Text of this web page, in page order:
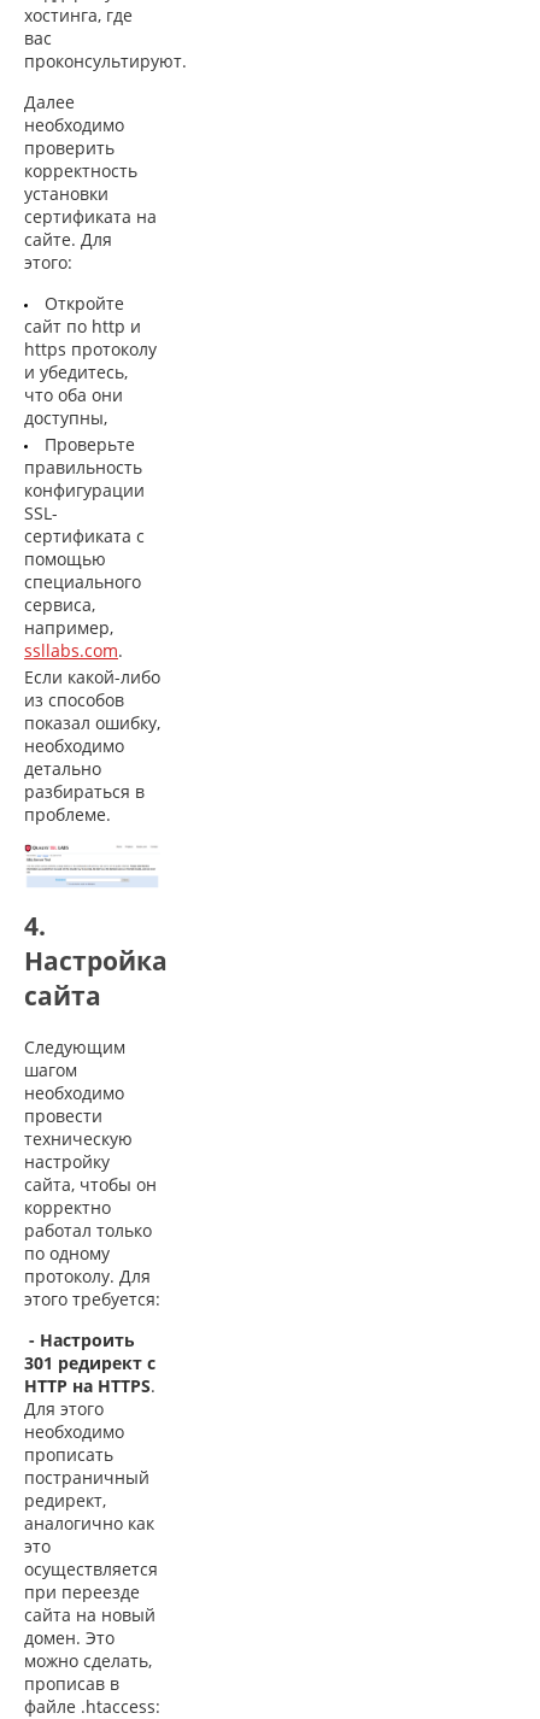
хостинга, где
вас
проконсультируют.
Далее
необходимо
проверить
корректность
установки
сертификата на
сайте. Для
этого:
Откройте
сайт по http и
https протоколу
и убедитесь,
что оба они
доступны,
Проверьте
правильность
конфигурации
SSL-
сертификата с
помощью
специального
сервиса,
например,
ssllabs.com.
Если какой-либо
из способов
показал ошибку,
необходимо
детально
разбираться в
проблеме.
4.
Настройка
сайта
Следующим
шагом
необходимо
провести
техническую
настройку
сайта, чтобы он
корректно
работал только
по одному
протоколу. Для
этого требуется:
- Настроить
301 редирект с
HTTP на HTTPS.
Для этого
необходимо
прописать
постраничный
редирект,
аналогично как
это
осуществляется
при переезде
сайта на новый
домен. Это
можно сделать,
прописав в
файле .htaccess: